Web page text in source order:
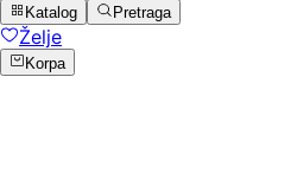
Katalog Pretraga
Želje
Korpa